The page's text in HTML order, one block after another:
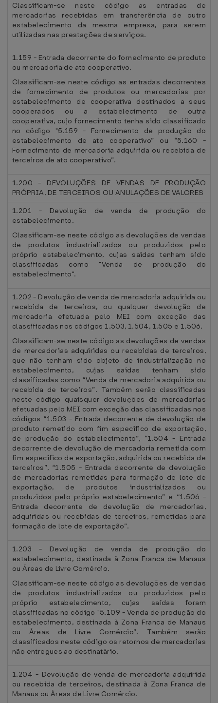
Classificam-se neste código as entradas de
mercadorias recebidas em transferência de outro
estabelecimento da mesma empresa, para serem
utilizadas nas prestações de serviços.
1.159 - Entrada decorrente do fornecimento de produto
ou mercadoria de ato cooperativo.
Classificam-se neste código as entradas decorrentes
de fornecimento de produtos ou mercadorias por
estabelecimento de cooperativa destinados a seus
cooperados ou a estabelecimento de outra
cooperativa, cujo fornecimento tenha sido classificado
no código "5.159 - Fornecimento de produção do
estabelecimento de ato cooperativo” ou “5.160 -
Fornecimento de mercadoria adquirida ou recebida de
terceiros de ato cooperativo”.
1.200 - DEVOLUÇÕES DE VENDAS DE PRODUÇÃO
PRÓPRIA, DE TERCEIROS OU ANULAÇÕES DE VALORES
1.201 - Devolução de venda de produção do
estabelecimento.
Classificam-se neste código as devoluções de vendas
de produtos industrializados ou produzidos pelo
próprio estabelecimento, cujas saídas tenham sido
classificadas como "Venda de produção do
estabelecimento".
1.202 - Devolução de venda de mercadoria adquirida ou
recebida de terceiros, ou qualquer devolução de
mercadoria efetuada pelo MEI com exceção das
classificadas nos códigos 1.503, 1.504, 1.505 e 1.506.
Classificam-se neste código as devoluções de vendas
de mercadorias adquiridas ou recebidas de terceiros,
que não tenham sido objeto de industrialização no
estabelecimento, cujas saídas tenham sido
classificadas como “Venda de mercadoria adquirida ou
recebida de terceiros”. Também serão classificadas
neste código quaisquer devoluções de mercadorias
efetuadas pelo MEI com exceção das classificadas nos
códigos “1.503 - Entrada decorrente de devolução de
produto remetido com fim específico de exportação,
de produção do estabelecimento”, “1.504 - Entrada
decorrente de devolução de mercadoria remetida com
fim específico de exportação, adquirida ou recebida de
terceiros”, “1.505 - Entrada decorrente de devolução
de mercadorias remetidas para formação de lote de
exportação, de produtos industrializados ou
produzidos pelo próprio estabelecimento” e “1.506 -
Entrada decorrente de devolução de mercadorias,
adquiridas ou recebidas de terceiros, remetidas para
formação de lote de exportação”.
1.203 - Devolução de venda de produção do
estabelecimento, destinada à Zona Franca de Manaus
ou Áreas de Livre Comércio.
Classificam-se neste código as devoluções de vendas
de produtos industrializados ou produzidos pelo
próprio estabelecimento, cujas saídas foram
classificadas no código "5.109 - Venda de produção do
estabelecimento, destinada à Zona Franca de Manaus
ou Áreas de Livre Comércio”. Também serão
classificados neste código os retornos de mercadorias
não entregues ao destinatário.
1.204 - Devolução de venda de mercadoria adquirida
ou recebida de terceiros, destinada à Zona Franca de
Manaus ou Áreas de Livre Comércio.